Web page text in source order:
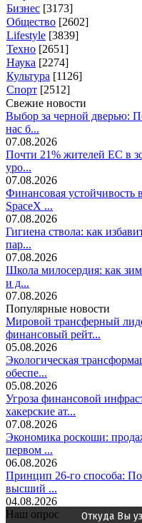
Бизнес [3173]
Общество [2602]
Lifestyle [3839]
Техно [2651]
Наука [2274]
Культура [1126]
Спорт [2512]
Свежие новости
Выбор за черной дверью:
нас б...
07.08.2026
Почти 21% жителей ЕС в
уро...
07.08.2026
Финансовая устойчивость
SpaceX ...
07.08.2026
Гигиена ствола: как
пар...
07.08.2026
Школа милосердия: как
и д...
07.08.2026
Популярные новости
Мировой трансферный
финансовый рейт...
05.08.2026
Экологическая
обеспе...
05.08.2026
Угроза финансовой
хакерские ат...
07.08.2026
Экономика роскоши:
первом ...
06.08.2026
Принцип 26-го способа:
высший ...
04.08.2026
Наш опрос
Откуда Вы